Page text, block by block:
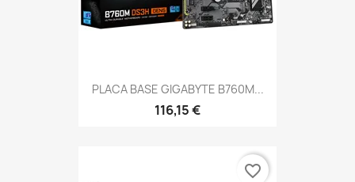
PLACA BASE GIGABYTE B760M...
116,15 €
favorite_border